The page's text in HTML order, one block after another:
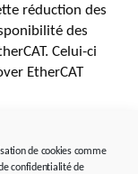
de cookies comme
confidentialité de
réduction des
des
Celui-ci
EtherCAT
vitesse de